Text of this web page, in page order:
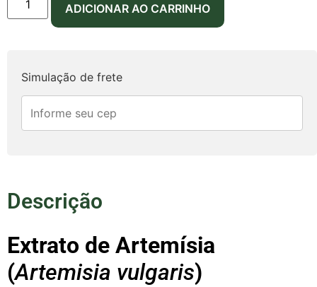
1x deR$24,90sem
juros
ADICIONAR AO CARRINHO
Simulação de frete
Descrição
Extrato de Artemísia
(Artemisia vulgaris)